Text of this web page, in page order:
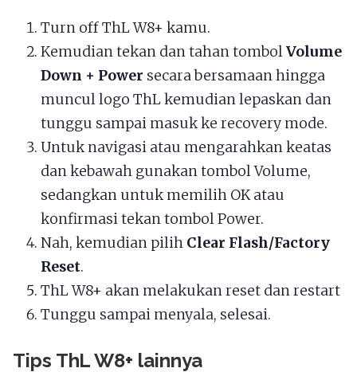
Turn off ThL W8+ kamu.
Kemudian tekan dan tahan tombolVolume
Down + Power secara bersamaan hingga
muncul logo ThL kemudian lepaskan dan
tunggu sampai masuk ke recovery mode.
Untuk navigasi atau mengarahkan keatas
dan kebawah gunakan tombol Volume,
sedangkan untuk memilih OK atau
konfirmasi tekan tombol Power.
Nah, kemudian pilih Clear Flash/Factory
Reset.
ThL W8+ akan melakukan reset dan restart
Tunggu sampai menyala, selesai.
Tips ThL W8+ lainnya